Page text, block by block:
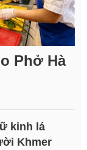
Phở Hà
kinh lá
Khmer